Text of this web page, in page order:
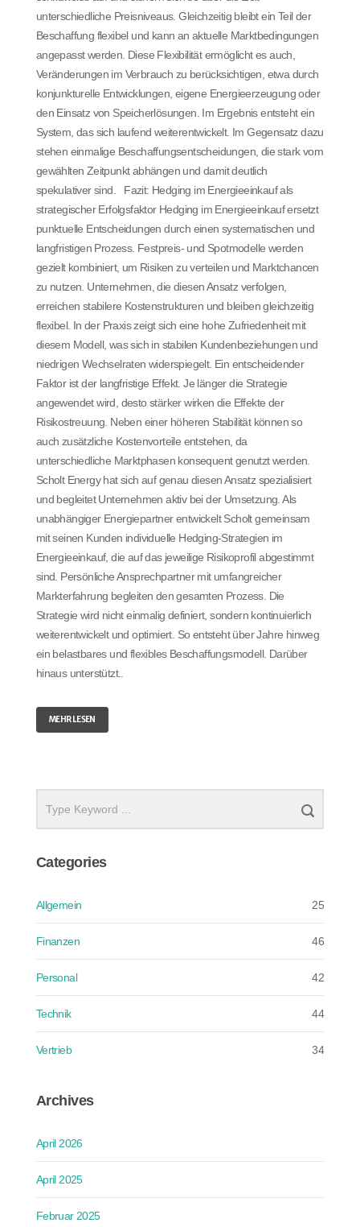
unterschiedliche Preisniveaus. Gleichzeitig bleibt ein Teil der
Beschaffung flexibel und kann an aktuelle Marktbedingungen
angepasst werden. Diese Flexibilität ermöglicht es auch,
Veränderungen im Verbrauch zu berücksichtigen, etwa durch
konjunkturelle Entwicklungen, eigene Energieerzeugung oder
den Einsatz von Speicherlösungen. Im Ergebnis entsteht ein
System, das sich laufend weiterentwickelt. Im Gegensatz dazu
stehen einmalige Beschaffungsentscheidungen, die stark vom
gewählten Zeitpunkt abhängen und damit deutlich
spekulativer sind. Fazit: Hedging im Energieeinkauf als
strategischer Erfolgsfaktor Hedging im Energieeinkauf ersetzt
punktuelle Entscheidungen durch einen systematischen und
langfristigen Prozess. Festpreis- und Spotmodelle werden
gezielt kombiniert, um Risiken zu verteilen und Marktchancen
zu nutzen. Unternehmen, die diesen Ansatz verfolgen,
erreichen stabilere Kostenstrukturen und bleiben gleichzeitig
flexibel. In der Praxis zeigt sich eine hohe Zufriedenheit mit
diesem Modell, was sich in stabilen Kundenbeziehungen und
niedrigen Wechselraten widerspiegelt. Ein entscheidender
Faktor ist der langfristige Effekt. Je länger die Strategie
angewendet wird, desto stärker wirken die Effekte der
Risikostreuung. Neben einer höheren Stabilität können so
auch zusätzliche Kostenvorteile entstehen, da
unterschiedliche Marktphasen konsequent genutzt werden.
Scholt Energy hat sich auf genau diesen Ansatz spezialisiert
und begleitet Unternehmen aktiv bei der Umsetzung. Als
unabhängiger Energiepartner entwickelt Scholt gemeinsam
mit seinen Kunden individuelle Hedging-Strategien im
Energieeinkauf, die auf das jeweilige Risikoprofil abgestimmt
sind. Persönliche Ansprechpartner mit umfangreicher
Markterfahrung begleiten den gesamten Prozess. Die
Strategie wird nicht einmalig definiert, sondern kontinuierlich
weiterentwickelt und optimiert. So entsteht über Jahre hinweg
ein belastbares und flexibles Beschaffungsmodell. Darüber
hinaus unterstützt..
MEHR LESEN
Categories
Allgemein 25
Finanzen 46
Personal 42
Technik 44
Vertrieb 34
Archives
April 2026
April 2025
Februar 2025